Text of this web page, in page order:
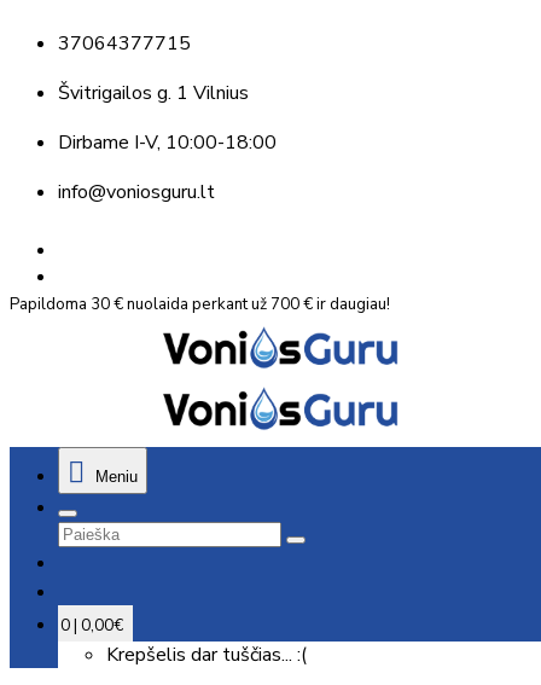
37064377715
Švitrigailos g. 1 Vilnius
Dirbame I-V, 10:00-18:00
info@voniosguru.lt
Papildoma 30 € nuolaida perkant už 700 € ir daugiau!
Meniu
0 | 0,00€
Krepšelis dar tuščias... :(